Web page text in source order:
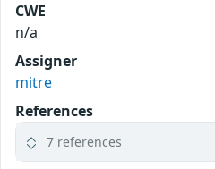
CWE
n/a
Assigner
mitre
References
7 references